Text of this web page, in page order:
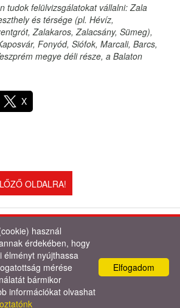
tudok felülvizsgálatokat vállalni: Zala
és térsége (pl. Hévíz,
Zalakaros, Zalacsány, Sümeg),
Fonyód, Siófok, Marcali, Barcs,
megye déli része, a Balaton
X
OLDALRA!
Krisztián és László Mónika
Adatkezelési tájékoztató lImpresszum
Elfogadom
használ
érdekében, hogy
élményt nyújthassa
mérése
bármikor
információkat olvashat